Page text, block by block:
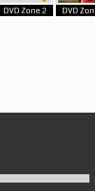
DVD Zone 2 DVD